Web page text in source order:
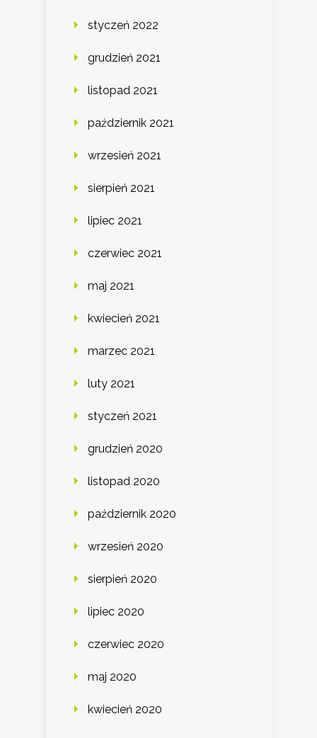
styczeń 2022
grudzień 2021
listopad 2021
październik 2021
wrzesień 2021
sierpień 2021
lipiec 2021
czerwiec 2021
maj 2021
kwiecień 2021
marzec 2021
luty 2021
styczeń 2021
grudzień 2020
listopad 2020
październik 2020
wrzesień 2020
sierpień 2020
lipiec 2020
czerwiec 2020
maj 2020
kwiecień 2020